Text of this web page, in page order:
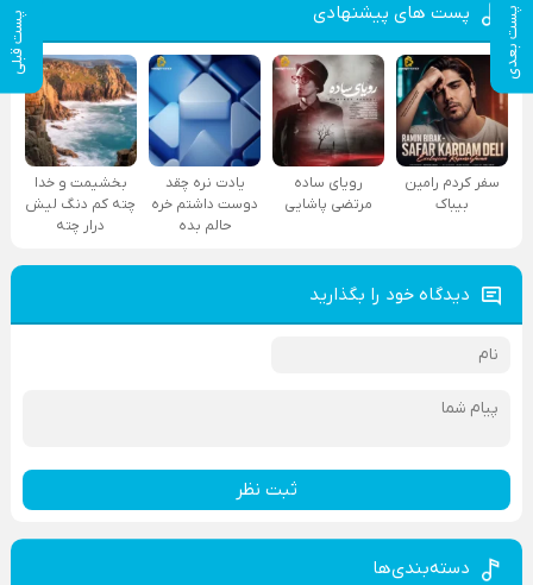
پست بعدی پست قبلی پست های پیشنهادی
سفر کردم رامین
بیباک
رویای ساده
مرتضی پاشایی
یادت نره چقد
دوست داشتم خره
حالم بده
بخشیمت و خدا
چته کم دنگ لیش
درار چته
دیدگاه خود را بگذارید
ثبت نظر
دسته‌بندی‌ها